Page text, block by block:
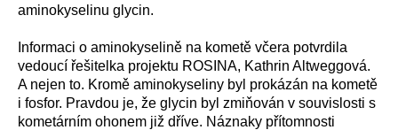
aminokyselinu glycin.
Informaci o aminokyselině na kometě včera potvrdila
vedoucí řešitelka projektu ROSINA, Kathrin Altweggová.
A nejen to. Kromě aminokyseliny byl prokázán na kometě
i fosfor. Pravdou je, že glycin byl zmiňován v souvislosti s
kometárním ohonem již dříve. Náznaky přítomnosti